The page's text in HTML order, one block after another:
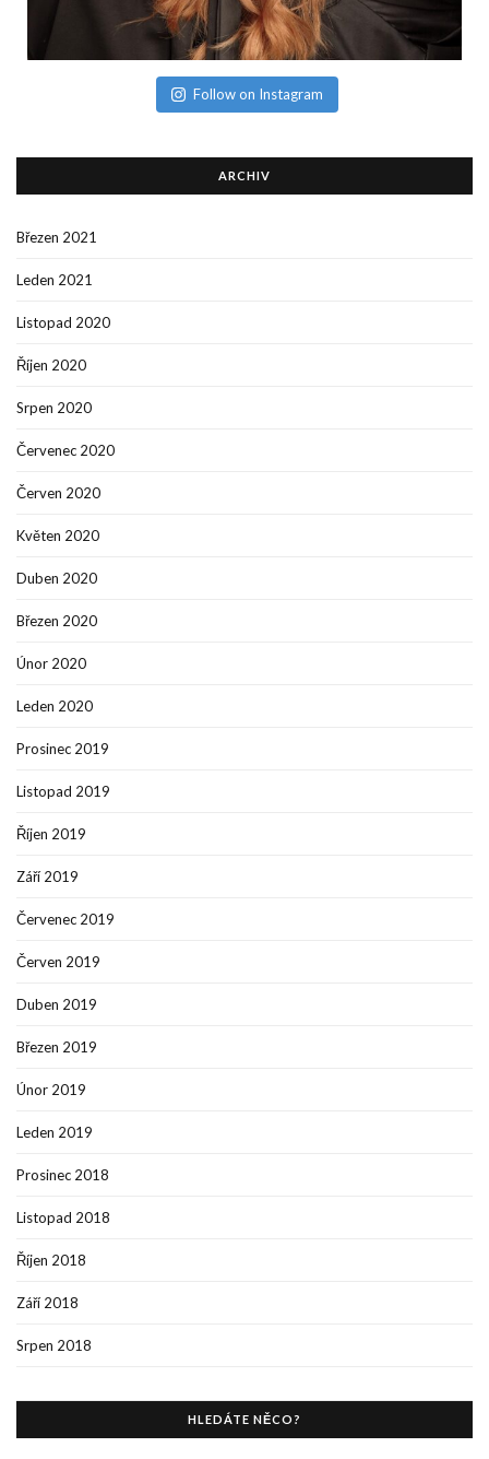
Follow on Instagram
ARCHIV
Březen 2021
Leden 2021
Listopad 2020
Říjen 2020
Srpen 2020
Červenec 2020
Červen 2020
Květen 2020
Duben 2020
Březen 2020
Únor 2020
Leden 2020
Prosinec 2019
Listopad 2019
Říjen 2019
Září 2019
Červenec 2019
Červen 2019
Duben 2019
Březen 2019
Únor 2019
Leden 2019
Prosinec 2018
Listopad 2018
Říjen 2018
Září 2018
Srpen 2018
HLEDÁTE NĚCO?